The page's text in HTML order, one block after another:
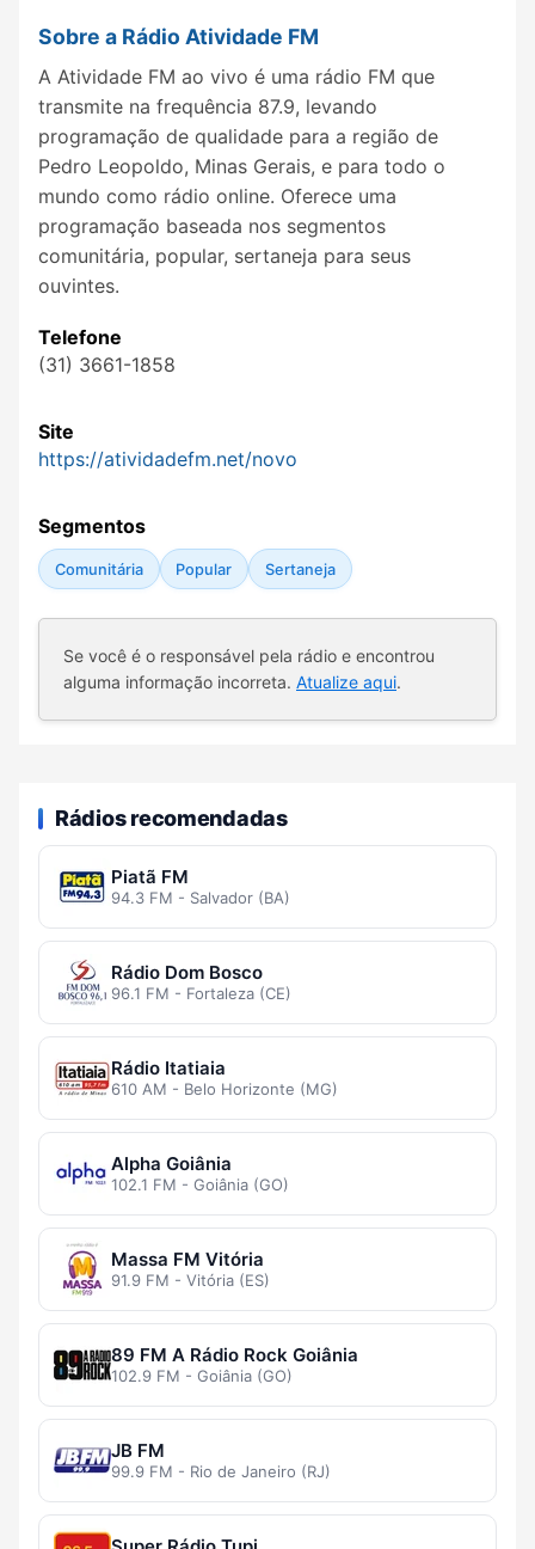
Sobre a Rádio Atividade FM
A Atividade FM ao vivo é uma rádio FM que
transmite na frequência 87.9, levando
programação de qualidade para a região de
Pedro Leopoldo, Minas Gerais, e para todo o
mundo como rádio online. Oferece uma
programação baseada nos segmentos
comunitária, popular, sertaneja para seus
ouvintes.
Telefone
(31) 3661-1858
Site
https://atividadefm.net/novo
Segmentos
Comunitária Popular Sertaneja
Se você é o responsável pela rádio e encontrou
alguma informação incorreta. Atualize aqui.
Rádios recomendadas
Piatã FM
94.3 FM - Salvador (BA)
Rádio Dom Bosco
96.1 FM - Fortaleza (CE)
Rádio Itatiaia
610 AM - Belo Horizonte (MG)
Alpha Goiânia
102.1 FM - Goiânia (GO)
Massa FM Vitória
91.9 FM - Vitória (ES)
89 FM A Rádio Rock Goiânia
102.9 FM - Goiânia (GO)
JB FM
99.9 FM - Rio de Janeiro (RJ)